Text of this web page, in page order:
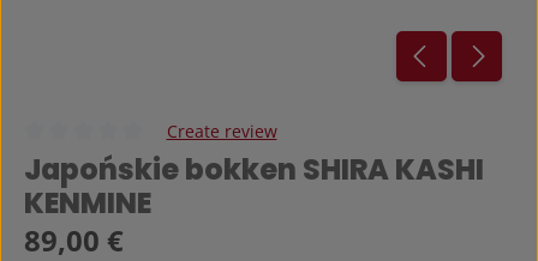
Średnia ocena 0 z 5 gwiazdek
Create review
Japońskie bokken SHIRA KASHI
KENMINE
Cena regularna:
89,00 €